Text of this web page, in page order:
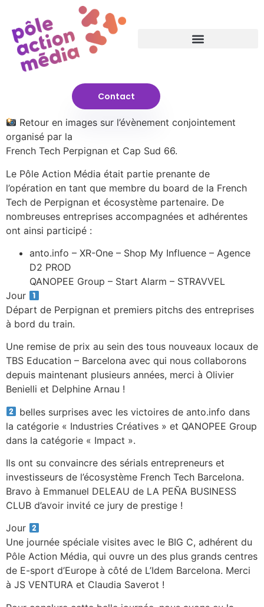
Contact
Retour en images sur l’évènement conjointement
organisé par la
French Tech Perpignan et Cap Sud 66.
Le Pôle Action Média était partie prenante de
l’opération en tant que membre du board de la French
Tech de Perpignan et écosystème partenaire. De
nombreuses entreprises accompagnées et adhérentes
ont ainsi participé :
anto.info – XR-One – Shop My Influence – Agence
D2 PROD
QANOPEE Group – Start Alarm – STRAVVEL
Jour
Départ de Perpignan et premiers pitchs des entreprises
à bord du train.
Une remise de prix au sein des tous nouveaux locaux de
TBS Education – Barcelona avec qui nous collaborons
depuis maintenant plusieurs années, merci à Olivier
Benielli et Delphine Arnau !
belles surprises avec les victoires de anto.info dans
la catégorie « Industries Créatives » et QANOPEE Group
dans la catégorie « Impact ».
Ils ont su convaincre des sérials entrepreneurs et
investisseurs de l’écosystème French Tech Barcelona.
Bravo à Emmanuel DELEAU de LA PEÑA BUSINESS
CLUB d’avoir invité ce jury de prestige !
Jour
Une journée spéciale visites avec le BIG C, adhérent du
Pôle Action Média, qui ouvre un des plus grands centres
de E-sport d’Europe à côté de L’Idem Barcelona. Merci
à JS VENTURA et Claudia Saverot !